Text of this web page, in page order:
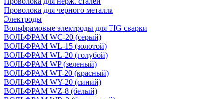
Проволока для черного металла
Электроды
Вольфрамовые электроды для TIG сварки
ВОЛЬФРАМ WC-20 (серый)
ВОЛЬФРАМ WL-15 (золотой)
ВОЛЬФРАМ WL-20 (голубой)
ВОЛЬФРАМ WP (зеленый)
ВОЛЬФРАМ WT-20 (красный)
ВОЛЬФРАМ WY-20 (синий)
ВОЛЬФРАМ WZ-8 (белый)